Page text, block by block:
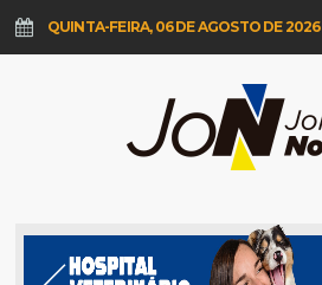
QUINTA-FEIRA, 06 DE AGOSTO DE 2026